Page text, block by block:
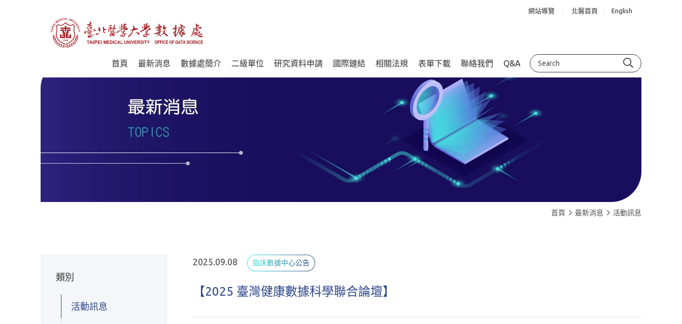
網站導覽 北醫首頁 English
首頁 最新消息 數據處簡介 二級單位 研究資料申請 國際鏈結 相關法規 表單下載 聯絡我們 Q&A
首頁 最新消息 活動訊息
類別
活動訊息
2025.09.08 臨床數據中心公告
【2025 臺灣健康數據科學聯合論壇】